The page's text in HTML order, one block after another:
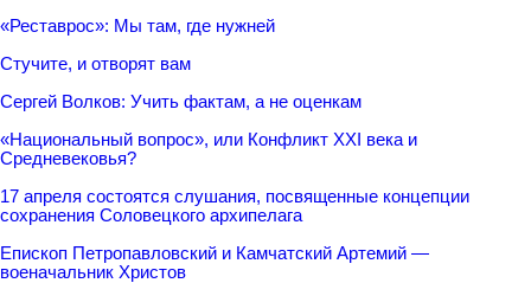
«Реставрос»: Мы там, где нужней
Стучите, и отворят вам
Сергей Волков: Учить фактам, а не оценкам
«Национальный вопрос», или Конфликт XXI века и
Средневековья?
17 апреля состоятся слушания, посвященные концепции
сохранения Соловецкого архипелага
Епископ Петропавловский и Камчатский Артемий —
военачальник Христов